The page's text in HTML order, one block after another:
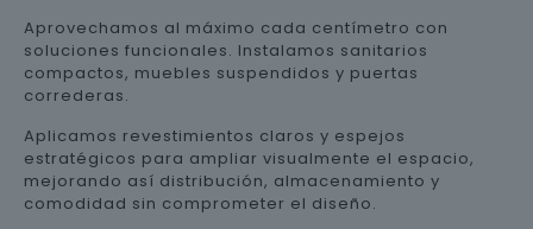
Aprovechamos al máximo cada centímetro con
soluciones funcionales. Instalamos sanitarios
compactos, muebles suspendidos y puertas
correderas.
Aplicamos revestimientos claros y espejos
estratégicos para ampliar visualmente el espacio,
mejorando así distribución, almacenamiento y
comodidad sin comprometer el diseño.